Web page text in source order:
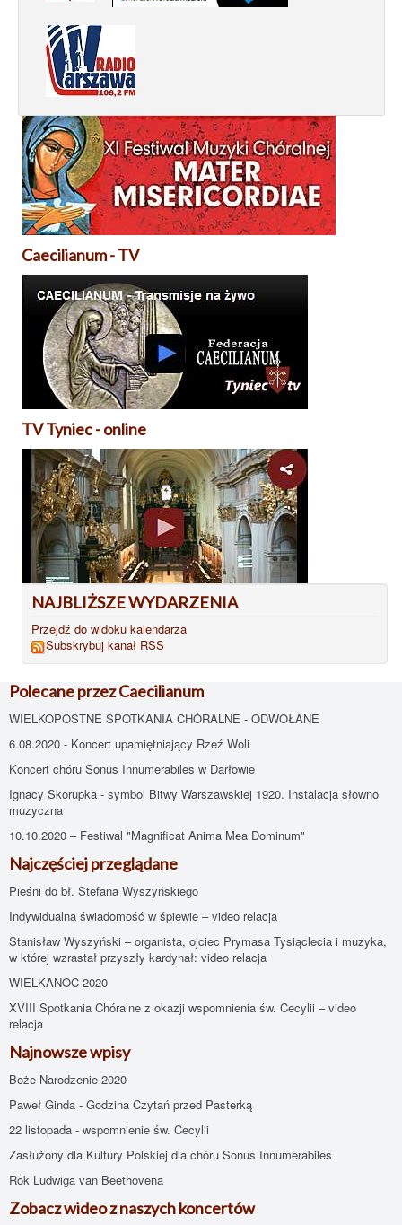
Caecilianum - TV
TV Tyniec - online
NAJBLIŻSZE WYDARZENIA
Przejdź do widoku kalendarza
Subskrybuj kanał RSS
Polecane przez Caecilianum
WIELKOPOSTNE SPOTKANIA CHÓRALNE - ODWOŁANE
6.08.2020 - Koncert upamiętniający Rzeź Woli
Koncert chóru Sonus Innumerabiles w Darłowie
Ignacy Skorupka - symbol Bitwy Warszawskiej 1920. Instalacja słowno
muzyczna
10.10.2020 – Festiwal "Magnificat Anima Mea Dominum"
Najczęściej przeglądane
Pieśni do bł. Stefana Wyszyńskiego
Indywidualna świadomość w śpiewie – video relacja
Stanisław Wyszyński – organista, ojciec Prymasa Tysiąclecia i muzyka,
w której wzrastał przyszły kardynał: video relacja
WIELKANOC 2020
XVIII Spotkania Chóralne z okazji wspomnienia św. Cecylii – video
relacja
Najnowsze wpisy
Boże Narodzenie 2020
Paweł Ginda - Godzina Czytań przed Pasterką
22 listopada - wspomnienie św. Cecylii
Zasłużony dla Kultury Polskiej dla chóru Sonus Innumerabiles
Rok Ludwiga van Beethovena
Zobacz wideo z naszych koncertów